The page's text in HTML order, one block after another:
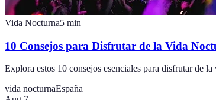
Vida Nocturna5 min
10 Consejos para Disfrutar de la Vida
Explora estos 10 consejos esenciales para disfrutar de
vida nocturnaEspaña